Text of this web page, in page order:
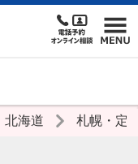
北海道 札幌・定